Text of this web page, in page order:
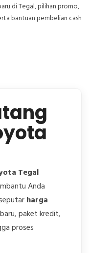
di Tegal, pilihan promo,
bantuan pembelian cash
Tegal
Anda
harga
paket kredit,
proses